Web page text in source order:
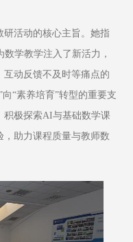
研活动的核心主旨。她指
学教学注入了新活力，
互动反馈不及时等痛点的
“素养培育”转型的重要支
积极探索AI与基础数学课
助力课程质量与教师数